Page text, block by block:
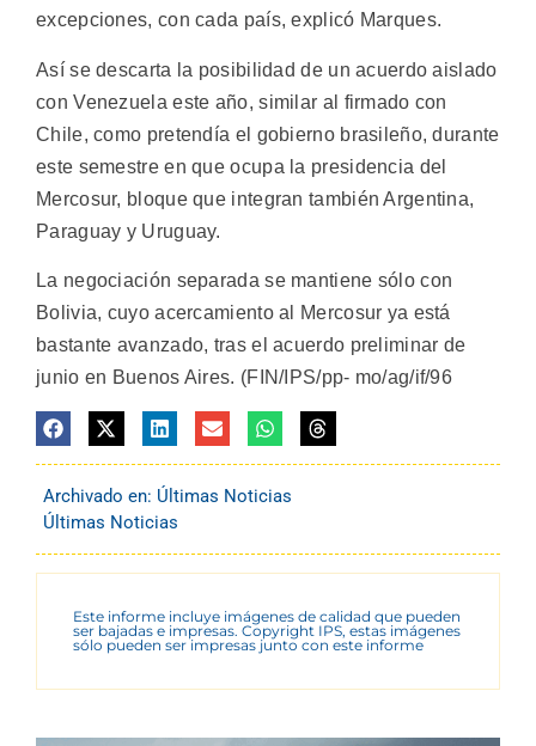
excepciones, con cada país, explicó Marques.
Así se descarta la posibilidad de un acuerdo aislado
con Venezuela este año, similar al firmado con
Chile, como pretendía el gobierno brasileño, durante
este semestre en que ocupa la presidencia del
Mercosur, bloque que integran también Argentina,
Paraguay y Uruguay.
La negociación separada se mantiene sólo con
Bolivia, cuyo acercamiento al Mercosur ya está
bastante avanzado, tras el acuerdo preliminar de
junio en Buenos Aires. (FIN/IPS/pp- mo/ag/if/96
Archivado en: Últimas Noticias
Últimas Noticias
Este informe incluye imágenes de calidad que pueden
ser bajadas e impresas. Copyright IPS, estas imágenes
sólo pueden ser impresas junto con este informe